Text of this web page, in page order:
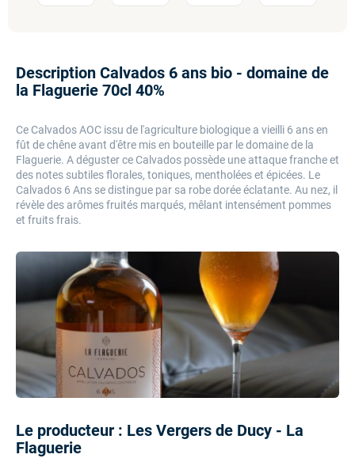
Description Calvados 6 ans bio - domaine de
la Flaguerie 70cl 40%
Ce Calvados AOC issu de l'agriculture biologique a vieilli 6 ans en
fût de chêne avant d'être mis en bouteille par le domaine de la
Flaguerie. A déguster ce Calvados possède une attaque franche et
des notes subtiles florales, toniques, mentholées et épicées. Le
Calvados 6 Ans se distingue par sa robe dorée éclatante. Au nez, il
révèle des arômes fruités marqués, mêlant intensément pommes
et fruits frais.
Le producteur : Les Vergers de Ducy - La
Flaguerie